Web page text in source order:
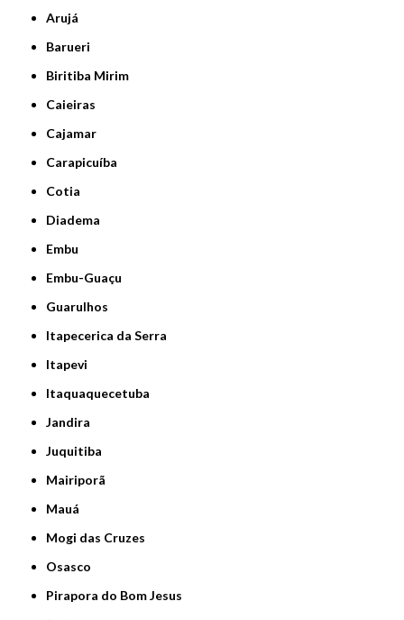
Arujá
Barueri
Biritiba Mirim
Caieiras
Cajamar
Carapicuíba
Cotia
Diadema
Embu
Embu-Guaçu
Guarulhos
Itapecerica da Serra
Itapevi
Itaquaquecetuba
Jandira
Juquitiba
Mairiporã
Mauá
Mogi das Cruzes
Osasco
Pirapora do Bom Jesus